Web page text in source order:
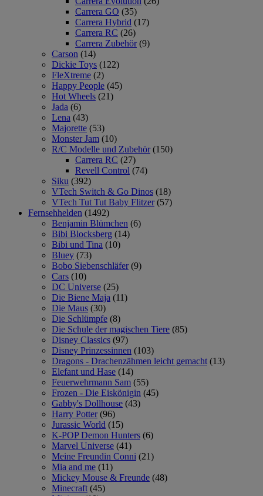
Carrera GO (35)
Carrera Hybrid (17)
Carrera RC (26)
Carrera Zubehör (9)
Carson (14)
Dickie Toys (122)
FleXtreme (2)
Happy People (45)
Hot Wheels (21)
Jada (6)
Lena (43)
Majorette (53)
Monster Jam (10)
R/C Modelle und Zubehör (150)
Carrera RC (27)
Revell Control (74)
Siku (392)
VTech Switch & Go Dinos (18)
VTech Tut Tut Baby Flitzer (57)
Fernsehhelden (1492)
Benjamin Blümchen (6)
Bibi Blocksberg (14)
Bibi und Tina (10)
Bluey (73)
Bobo Siebenschläfer (9)
Cars (10)
DC Universe (25)
Die Biene Maja (11)
Die Maus (30)
Die Schlümpfe (8)
Die Schule der magischen Tiere (85)
Disney Classics (97)
Disney Prinzessinnen (103)
Dragons - Drachenzähmen leicht gemacht (13)
Elefant und Hase (14)
Feuerwehrmann Sam (55)
Frozen - Die Eiskönigin (45)
Gabby's Dollhouse (43)
Harry Potter (96)
Jurassic World (15)
K-POP Demon Hunters (6)
Marvel Universe (41)
Meine Freundin Conni (21)
Mia and me (11)
Mickey Mouse & Freunde (48)
Minecraft (45)